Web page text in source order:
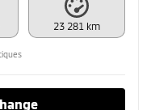
23 281 km